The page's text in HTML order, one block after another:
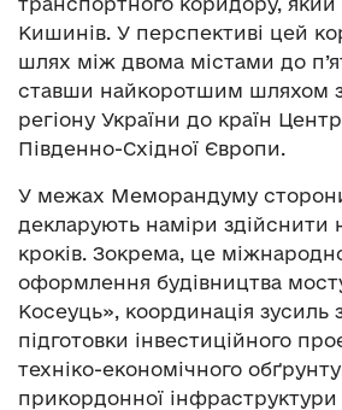
Кишинів. У перспективі цей
шлях між двома містами до
ставши найкоротшим шляхом
регіону України до країн
Південно-Східної Європи.
У межах Меморандуму
декларують наміри здійснити
кроків. Зокрема, це
оформлення будівництва
Косеуць», координація зусиль
підготовки інвестиційного
техніко-економічного
прикордонної інфраструктури